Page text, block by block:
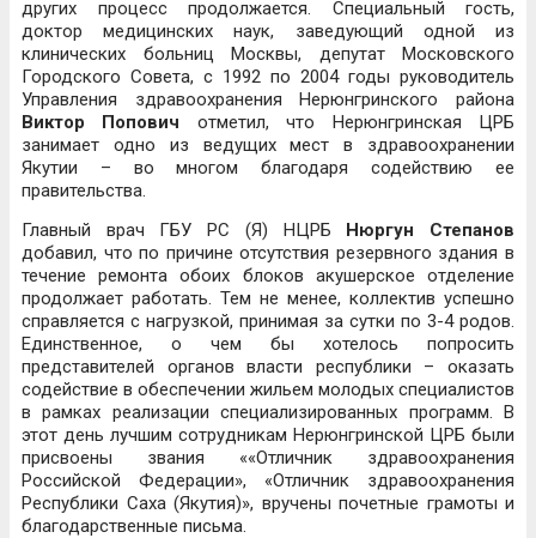
других процесс продолжается. Специальный гость,
доктор медицинских наук, заведующий одной из
клинических больниц Москвы, депутат Московского
Городского Совета, с 1992 по 2004 годы руководитель
Управления здравоохранения Нерюнгринского района
Виктор Попович отметил, что Нерюнгринская ЦРБ
занимает одно из ведущих мест в здравоохранении
Якутии – во многом благодаря содействию ее
правительства.
Главный врач ГБУ РС (Я) НЦРБ Нюргун Степанов
добавил, что по причине отсутствия резервного здания в
течение ремонта обоих блоков акушерское отделение
продолжает работать. Тем не менее, коллектив успешно
справляется с нагрузкой, принимая за сутки по 3-4 родов.
Единственное, о чем бы хотелось попросить
представителей органов власти республики – оказать
содействие в обеспечении жильем молодых специалистов
в рамках реализации специализированных программ. В
этот день лучшим сотрудникам Нерюнгринской ЦРБ были
присвоены звания ««Отличник здравоохранения
Российской Федерации», «Отличник здравоохранения
Республики Саха (Якутия)», вручены почетные грамоты и
благодарственные письма.